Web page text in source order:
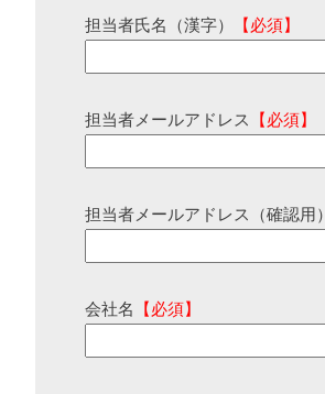
担当者氏名（漢字） 【必須】
担当者メールアドレス 【必須】
担当者メールアドレス（確認用）
会社名 【必須】